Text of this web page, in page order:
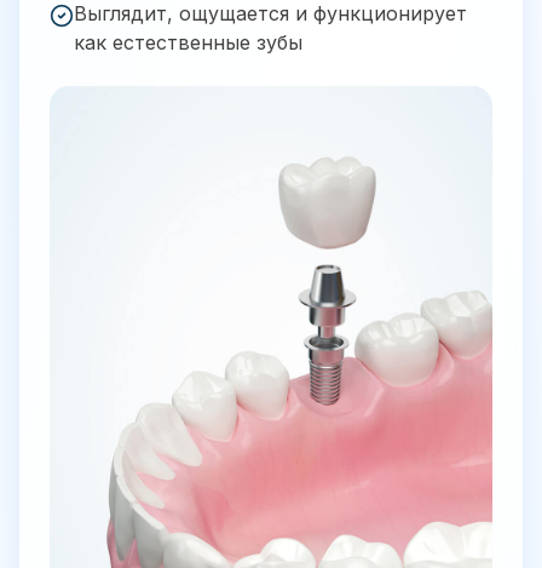
Выглядит, ощущается и функционирует
как естественные зубы